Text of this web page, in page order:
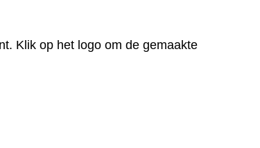
Klik op het logo om de gemaakte